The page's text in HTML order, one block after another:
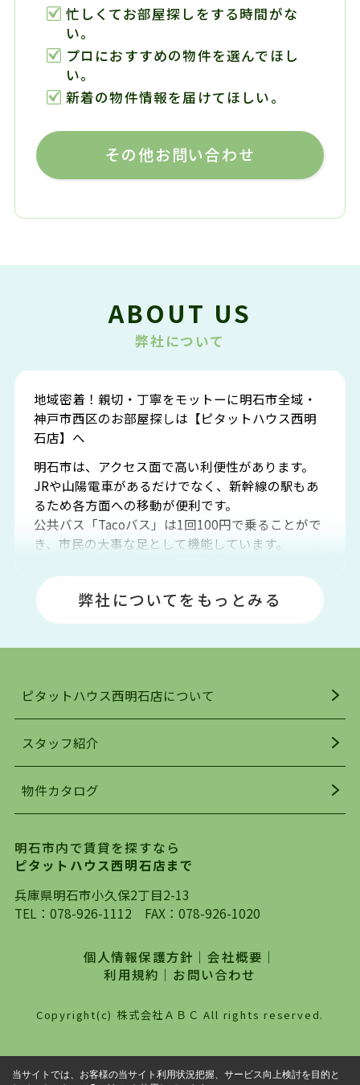
忙しくてお部屋探しをする時間がな
い。
プロにおすすめの物件を選んでほし
い。
新着の物件情報を届けてほしい。
その他お問い合わせ
ABOUT US
弊社について
地域密着！親切・丁寧をモットーに明石市全域・
神戸市西区のお部屋探しは【ピタットハウス西明
石店】へ
明石市は、アクセス面で高い利便性があります。
JRや山陽電車があるだけでなく、新幹線の駅もあ
るため各方面への移動が便利です。
公共バス「Tacoバス」は1回100円で乗ることがで
き、市民の大事な足として機能しています。
場や釣りスポットが多くあります。JR「大久保
駅」周辺には、ビブレ・イオンをはじめとした買
い物施設も多くあり、買い物にも困りません。
明石駅・西明石駅を中心に、明石市・神戸市西区
でお部屋探している方は、ぜひ当ＨＰにて物件を
お探しになってください。弊社は、スタッフの平
を行っており地域最大級の情報取扱量を誇ってお
ります。店頭で限られた物件をご紹介する、従来
自身でインターネットを利用し、理想のお部屋を
探していただき、選択していただいた物件情報に
対して、専門知識を持ったスタッフがサポートさ
せていただくスタイルを心がけております。私た
は、一度だけでは終わらない、お客様との末長い
お付き合いです。初めての一人暮らしから、就
職・ご結婚・売買物件の購入、などなど一生涯に
わたる、良きアドバイザーとして、地域に密着し
た営業スタイルで様々なお役立ちができればと強
弊社についてをもっとみる
ピタットハウス西明石店について
スタッフ紹介
物件カタログ
明石市内で賃貸を探すなら
ピタットハウス西明石店まで
兵庫県明石市小久保2丁目2-13
TEL： 078-926-1112 FAX：078-926-1020
個人情報保護方針 ｜会社概要 ｜
利用規約 ｜ お問い合わせ
Copyright(c) 株式会社ＡＢＣ All rights reserved.
当サイトでは、お客様の当サイト利用状況把握、サービス向上検討を目的と